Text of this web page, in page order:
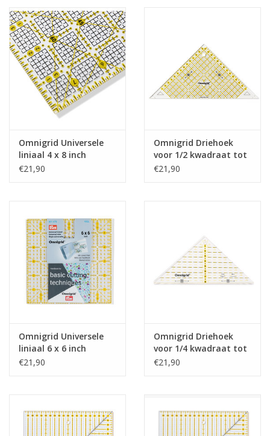
Omnigrid Universele
liniaal 4 x 8 inch
€21,90
Omnigrid Driehoek
voor 1/2 kwadraat tot
15 cm
€21,90
Omnigrid Universele
liniaal 6 x 6 inch
€21,90
Omnigrid Driehoek
voor 1/4 kwadraat tot
8 inch
€21,90